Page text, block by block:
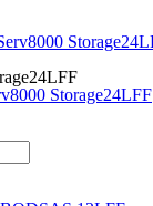
Storage24LFF